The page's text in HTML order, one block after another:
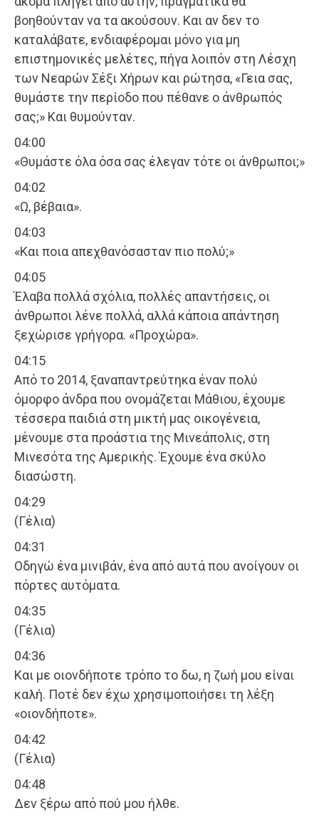
βοηθούνταν να τα ακούσουν. Και αν δεν το
καταλάβατε, ενδιαφέρομαι μόνο για μη
επιστημονικές μελέτες, πήγα λοιπόν στη Λέσχη
των Νεαρών Σέξι Χήρων και ρώτησα, «Γεια σας,
θυμάστε την περίοδο που πέθανε ο άνθρωπός
σας;» Και θυμούνταν.
04:00
«Θυμάστε όλα όσα σας έλεγαν τότε οι άνθρωποι;»
04:02
«Ω, βέβαια».
04:03
«Και ποια απεχθανόσασταν πιο πολύ;»
04:05
Έλαβα πολλά σχόλια, πολλές απαντήσεις, οι
άνθρωποι λένε πολλά, αλλά κάποια απάντηση
ξεχώρισε γρήγορα. «Προχώρα».
04:15
Από το 2014, ξαναπαντρεύτηκα έναν πολύ
όμορφο άνδρα που ονομάζεται Μάθιου, έχουμε
τέσσερα παιδιά στη μικτή μας οικογένεια,
μένουμε στα προάστια της Μινεάπολις, στη
Μινεσότα της Αμερικής. Έχουμε ένα σκύλο
διασώστη.
04:29
(Γέλια)
04:31
Οδηγώ ένα μινιβάν, ένα από αυτά που ανοίγουν οι
πόρτες αυτόματα.
04:35
(Γέλια)
04:36
Και με οιονδήποτε τρόπο το δω, η ζωή μου είναι
καλή. Ποτέ δεν έχω χρησιμοποιήσει τη λέξη
«οιονδήποτε».
04:42
(Γέλια)
04:48
Δεν ξέρω από πού μου ήλθε.